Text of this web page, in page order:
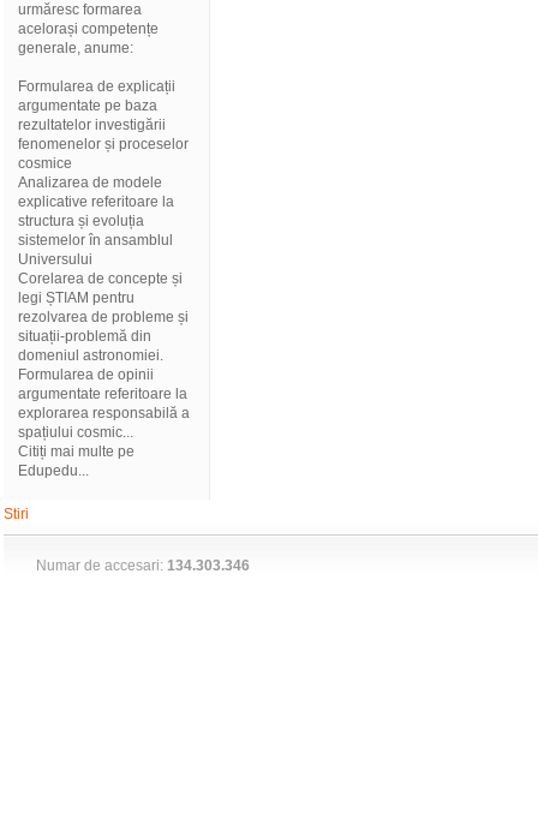
urmăresc formarea
acelorași competențe
generale, anume:
Formularea de explicații
argumentate pe baza
rezultatelor investigării
fenomenelor și proceselor
cosmice
Analizarea de modele
explicative referitoare la
structura și evoluția
sistemelor în ansamblul
Universului
Corelarea de concepte și
legi ȘTIAM pentru
rezolvarea de probleme și
situații-problemă din
domeniul astronomiei.
Formularea de opinii
argumentate referitoare la
explorarea responsabilă a
spațiului cosmic...
Citiți mai multe pe
Edupedu...
Stiri
Numar de accesari: 134.303.346